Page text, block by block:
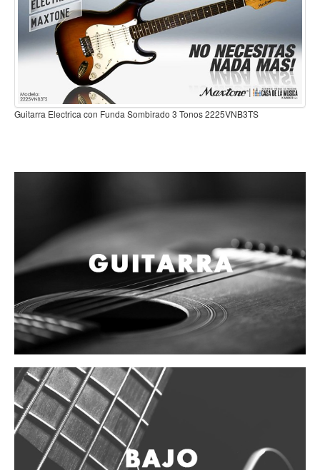
Percusión Latina
Tambores
Redoblantes
Kalimba
Herrajes y soportes
Marcha
Redoblantes
Tambores
Multi-tenores
Bombos
Baquetas, mazos y bolillos
Pergaminos
Liras
Guiros
Guitarra Electrica con Funda Sombirado 3 Tonos 2225VNB3TS